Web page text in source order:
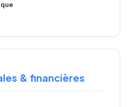
& financières